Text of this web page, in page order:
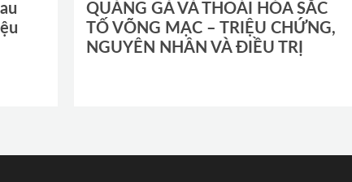
QUÁNG GÀ VÀ THOÁI HÓA SẮC
TỐ VÕNG MẠC – TRIỆU CHỨNG,
NGUYÊN NHÂN VÀ ĐIỀU TRỊ